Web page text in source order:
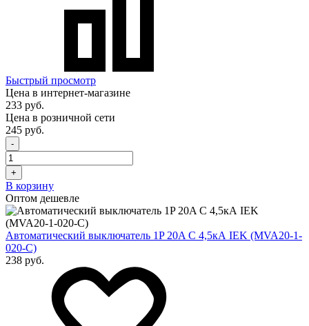
Быстрый просмотр
Цена в интернет-магазине
233 руб.
Цена в розничной сети
245 руб.
-
+
В корзину
Оптом дешевле
Автоматический выключатель 1P 20A C 4,5кА IEK (MVA20-1-
020-C)
238 руб.